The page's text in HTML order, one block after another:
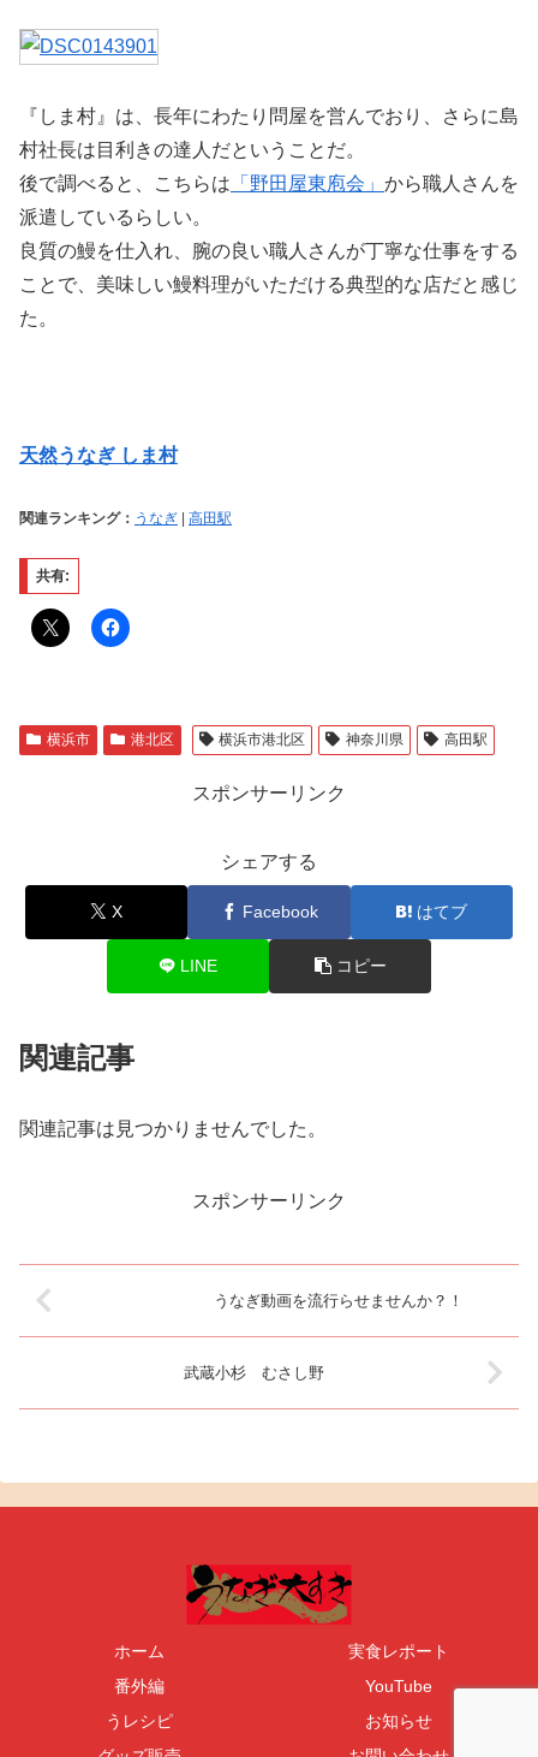
『しま村』は、長年にわたり問屋を営んでおり、さらに島
村社長は目利きの達人だということだ。
後で調べると、こちらは 「野田屋東庖会」 から職人さんを
派遣しているらしい。
良質の鰻を仕入れ、腕の良い職人さんが丁寧な仕事をする
ことで、美味しい鰻料理がいただける典型的な店だと感じ
た。
天然うなぎ しま村
関連ランキング： うなぎ 高田駅
共有:
横浜市 港北区 横浜市港北区 神奈川県 高田駅
スポンサーリンク
シェアする
X Facebook はてブ
LINE コピー
関連記事
関連記事は見つかりませんでした。
スポンサーリンク
うなぎ動画を流行らせませんか？！
武蔵小杉 むさし野
ホーム
実食レポート
番外編
YouTube
うレシピ
お知らせ